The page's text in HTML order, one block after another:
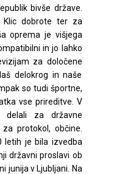
bivše države.
Klic dobrote ter za
oprema je višjega
in jo lahko
za določene
delokrog in naše
so tudi športne,
vse prireditve. V
delali za državne
protokol, občine.
letih je bila izvedba
državni proslavi ob
junija v Ljubljani. Na